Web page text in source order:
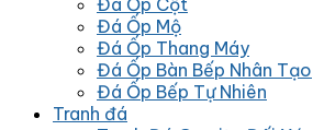
Đá Ốp Mộ
Đá Ốp Thang Máy
Đá Ốp Bàn Bếp Nhân Tạo
Đá Ốp Bếp Tự Nhiên
Tranh đá